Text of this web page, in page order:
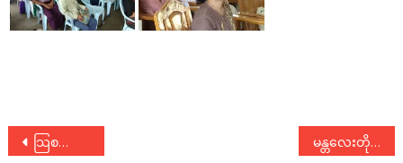
Post
သြစတြေးလျလေဘာပါတီက ကြီးမှူးပြုလုပ်သော အမျိုးသမီးကိုယ်စားလှယ်လောင်းများဆိုင်ရာ သင်တန်း တက်ရောက် မန္တလေးတိုင်းဒေသကြီး ကော်မရှင်အဖွဲ့ခွဲနှင့် နိုင်ငံရေးပါတီများအကြား တွေ့ဆုံညှိနှိုင်းဆွေးနွေးပွဲတက်ရောက်